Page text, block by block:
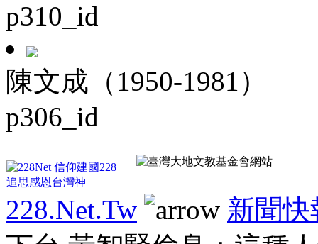
p310_id
陳文成（1950-1981）
p306_id
228.Net.Tw
新聞快